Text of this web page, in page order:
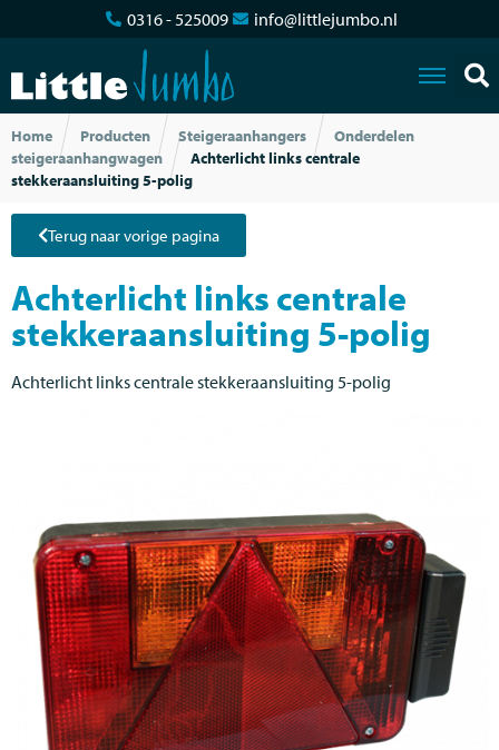
0316 - 525009 info@littlejumbo.nl
Home Producten Steigeraanhangers
Onderdelen
steigeraanhangwagen
Achterlicht links centrale
stekkeraansluiting 5-polig
Terug naar vorige pagina
Achterlicht links centrale
stekkeraansluiting 5-polig
Achterlicht links centrale stekkeraansluiting 5-polig